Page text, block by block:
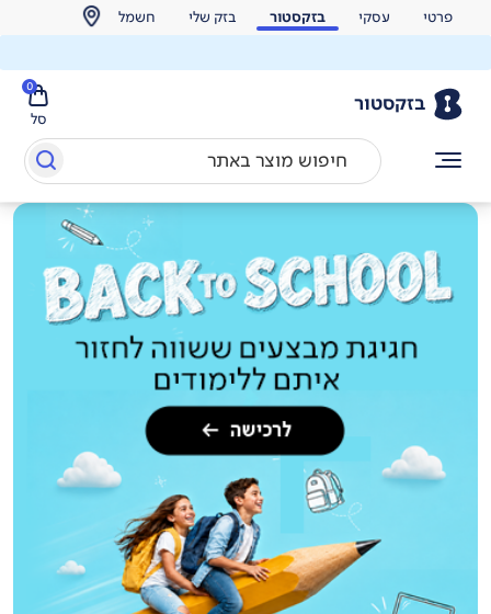
פרטי עסקי בזקסטור בזק שלי חשמל
בזקסטור
סל
0